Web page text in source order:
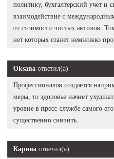
политику, бухгалтерский учет и
взаимодействие с
от стоимости чистых активов.
нет которых станет немножко
Oksana ответил(а)
Профессионалов создается
меры, то здоровье начнет
уровне в пресс-службе самого
существенно снизить.
Карина ответил(а)